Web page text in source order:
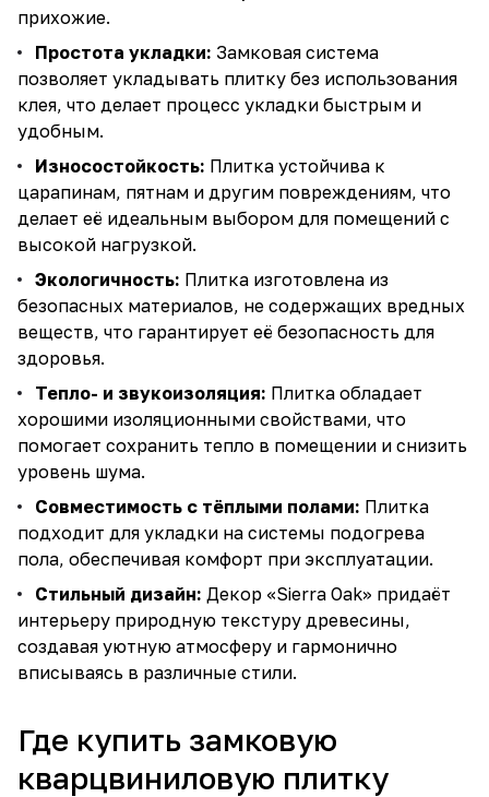
прихожие.
Простота укладки: Замковая система
позволяет укладывать плитку без использования
клея, что делает процесс укладки быстрым и
удобным.
Износостойкость: Плитка устойчива к
царапинам, пятнам и другим повреждениям, что
делает её идеальным выбором для помещений с
высокой нагрузкой.
Экологичность: Плитка изготовлена из
безопасных материалов, не содержащих вредных
веществ, что гарантирует её безопасность для
здоровья.
Тепло- и звукоизоляция: Плитка обладает
хорошими изоляционными свойствами, что
помогает сохранить тепло в помещении и снизить
уровень шума.
Совместимость с тёплыми полами: Плитка
подходит для укладки на системы подогрева
пола, обеспечивая комфорт при эксплуатации.
Стильный дизайн: Декор «Sierra Oak» придаёт
интерьеру природную текстуру древесины,
создавая уютную атмосферу и гармонично
вписываясь в различные стили.
Где купить замковую
кварцвиниловую плитку